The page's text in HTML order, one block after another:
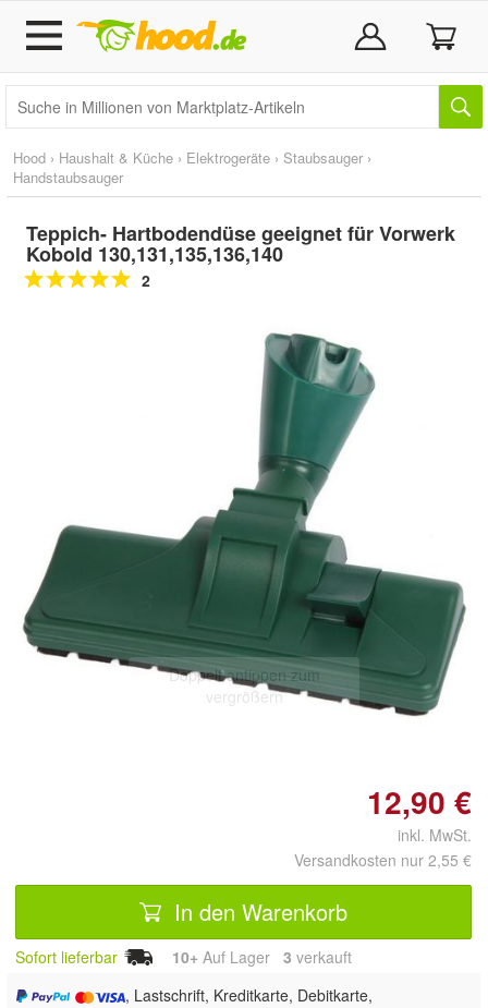
Hood › Haushalt & Küche › Elektrogeräte › Staubsauger ›
Handstaubsauger
Teppich- Hartbodendüse geeignet für Vorwerk
Kobold 130,131,135,136,140
2
Doppelt antippen zum
vergrößern
12,90 €
inkl. MwSt.
Versandkosten nur 2,55 €
In den Warenkorb
Sofort lieferbar 10+ Auf Lager 3 verkauft
, Lastschrift, Kreditkarte, Debitkarte,